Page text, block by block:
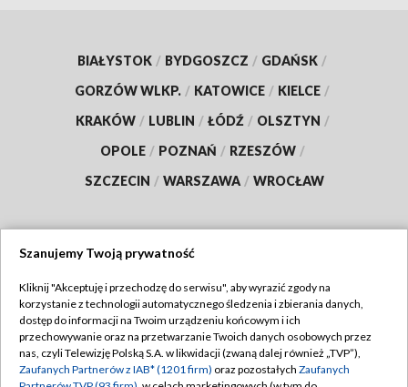
BIAŁYSTOK / BYDGOSZCZ / GDAŃSK /
GORZÓW WLKP. / KATOWICE / KIELCE /
KRAKÓW / LUBLIN / ŁÓDŹ / OLSZTYN /
OPOLE / POZNAŃ / RZESZÓW /
SZCZECIN / WARSZAWA / WROCŁAW
TVP
Abonament TVP
Emisja w TVP
Regulamin TVP
Polityka prywatności
Szanujemy Twoją prywatność
Kliknij "Akceptuję i przechodzę do serwisu", aby wyrazić zgody na
korzystanie z technologii automatycznego śledzenia i zbierania danych,
dostęp do informacji na Twoim urządzeniu końcowym i ich
przechowywanie oraz na przetwarzanie Twoich danych osobowych przez
nas, czyli Telewizję Polską S.A. w likwidacji (zwaną dalej również „TVP”),
Zaufanych Partnerów z IAB* (1201 firm) oraz pozostałych Zaufanych